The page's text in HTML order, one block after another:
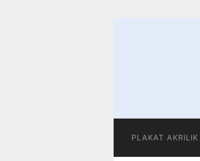
PLAKAT AKRILIK